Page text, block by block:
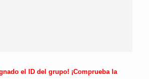
el ID del grupo! ¡Comprueba la